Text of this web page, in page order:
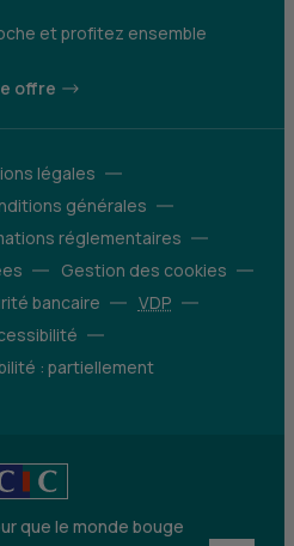
et profitez ensemble
offre
légales
générales
réglementaires
Gestion des cookies
bancaire
VDP
: partiellement
que le monde bouge